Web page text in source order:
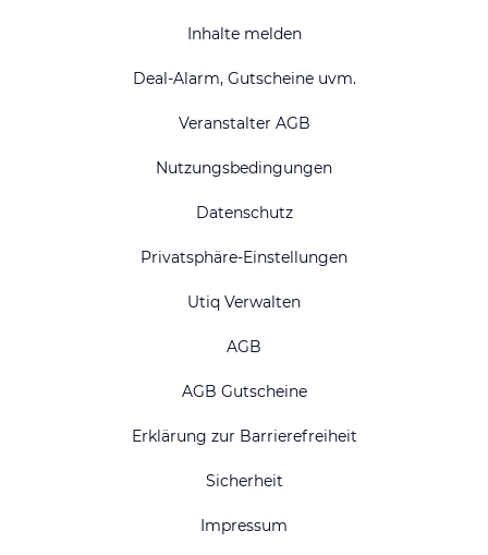
Inhalte melden
Deal-Alarm, Gutscheine uvm.
Veranstalter AGB
Nutzungsbedingungen
Datenschutz
Privatsphäre-Einstellungen
Utiq Verwalten
AGB
AGB Gutscheine
Erklärung zur Barrierefreiheit
Sicherheit
Impressum